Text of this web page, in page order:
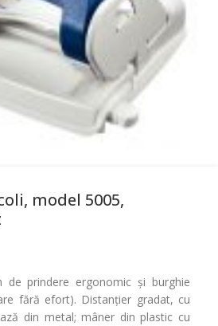
model 5005,
de prindere ergonomic și burghie
fără efort). Distanțier gradat, cu
din metal; mâner din plastic cu